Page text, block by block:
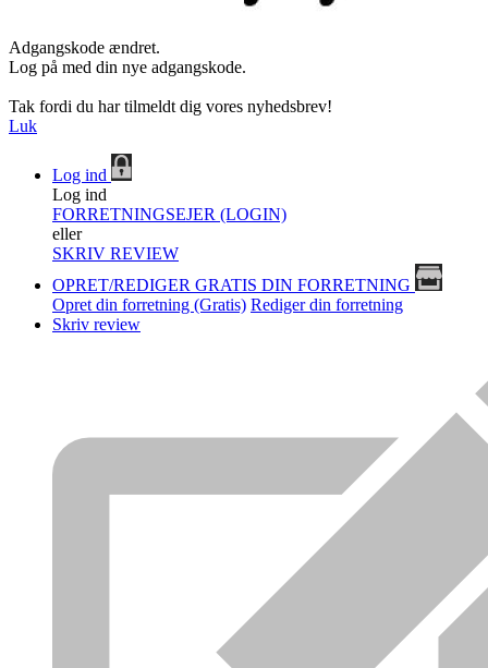
Adgangskode ændret.
Log på med din nye adgangskode.
Tak fordi du har tilmeldt dig vores nyhedsbrev!
Luk
Log ind
Log ind
FORRETNINGSEJER (LOGIN)
eller
SKRIV REVIEW
OPRET/REDIGER GRATIS DIN FORRETNING
Opret din forretning (Gratis) Rediger din forretning
Skriv review